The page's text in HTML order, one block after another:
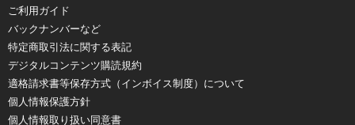
ご利用ガイド
バックナンバーなど
特定商取引法に関する表記
デジタルコンテンツ購読規約
適格請求書等保存方式（インボイス制度）について
個人情報保護方針
個人情報取り扱い同意書